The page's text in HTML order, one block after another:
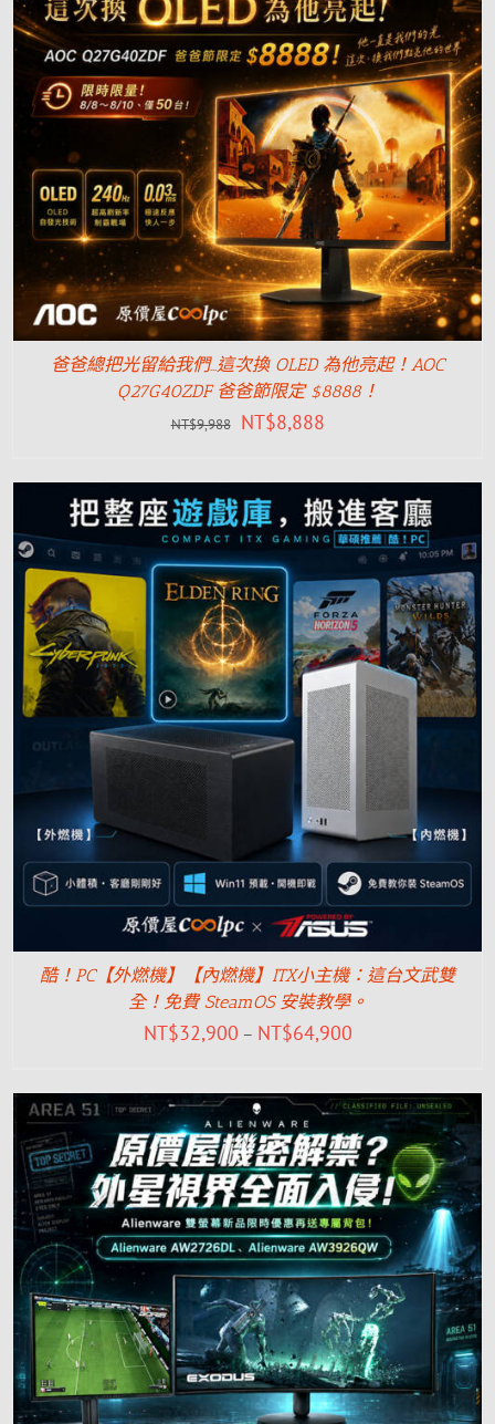
爸爸總把光留給我們…這次換 OLED 為他亮起！AOC
Q27G40ZDF 爸爸節限定 $8888！
NT$9,988 NT$8,888
酷！PC【外燃機】【內燃機】ITX小主機：這台文武雙
全！免費 SteamOS 安裝教學。
NT$32,900 – NT$64,900